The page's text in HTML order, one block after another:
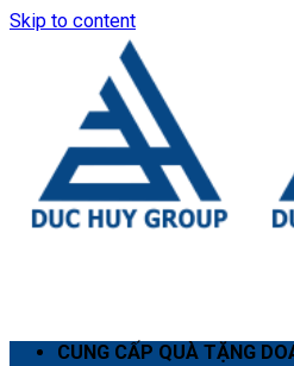
Skip to content
CUNG CẤP QUÀ TẶNG